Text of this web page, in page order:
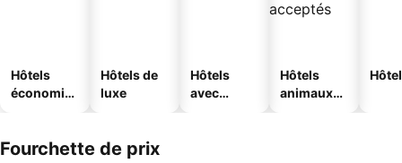
Hôtels
économiq
Hôtels de
luxe
Hôtels
avec
Hôtels
animaux
Fourchette de prix